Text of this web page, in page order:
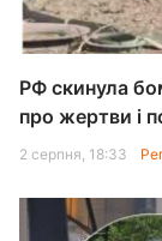
РФ скинула
про жертви і
2 серпня, 18:33